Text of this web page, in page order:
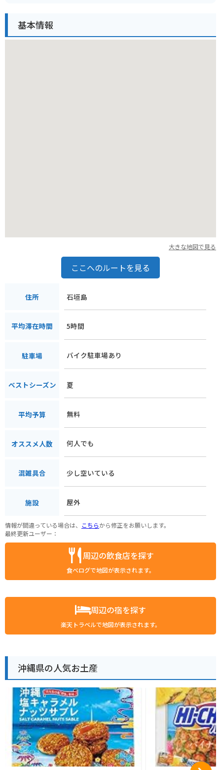
石垣島は、沖縄そばや石垣牛など、沖縄グルメも堪能できま
す。また、島唄ライブなども開催され、沖縄の文化に触れるこ
基本情報
大きな地図で見る
ここへのルートを見る
住所 石垣島
平均滞在時間 5時間
駐車場 バイク駐車場あり
ベストシーズン 夏
平均予算 無料
オススメ人数 何人でも
混雑具合 少し空いている
施設 屋外
情報が間違っている場合は、 こちらから修正をお願いします。
最終更新ユーザー：
周辺の飲食店を探す
食べログで地図が表示されます。
周辺の宿を探す
楽天トラベルで地図が表示されます。
沖縄県の人気お土産